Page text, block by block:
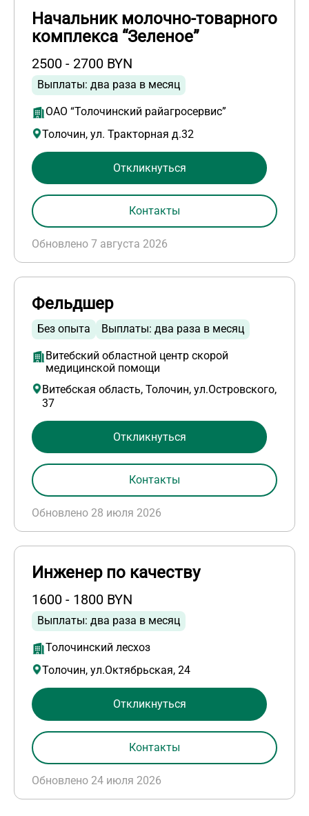
Начальник молочно-товарного
комплекса “Зеленое”
2500 - 2700 BYN
Выплаты: два раза в месяц
ОАО “Толочинский райагросервис”
Толочин, ул. Тракторная д.32
Обновлено 7 августа 2026
Откликнуться
Контакты
Фельдшер
Без опыта Выплаты: два раза в месяц
Витебский областной центр скорой
медицинской помощи
Витебская область, Толочин, ул.Островского,
37
Обновлено 28 июля 2026
Откликнуться
Контакты
Инженер по качеству
1600 - 1800 BYN
Выплаты: два раза в месяц
Толочинский лесхоз
Толочин, ул.Октябрьская, 24
Обновлено 24 июля 2026
Откликнуться
Контакты